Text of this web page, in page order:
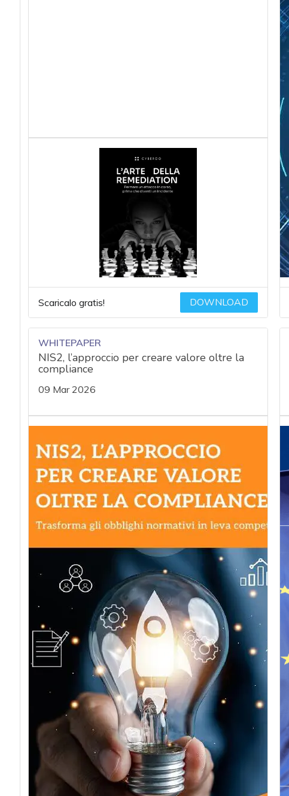
Scaricalo gratis! DOWNLOAD
WHITEPAPER
NIS2, l’approccio per creare valore oltre la
compliance
09 Mar 2026